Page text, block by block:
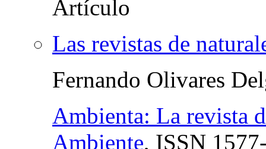
Las revistas de
Fernando Olivares
Ambienta: La revista
Ambiente, ISSN